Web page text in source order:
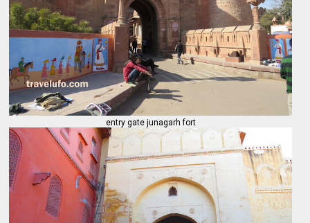
entry gate junagarh fort